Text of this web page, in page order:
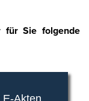
für Sie folgende
Akten